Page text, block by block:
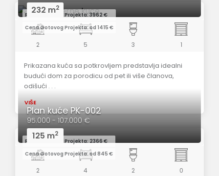
Redovna Cena Projekta: 3962 €
Cena Gotovog Projekta: od 1415 €
232 m2
2 5 3 1
Prikazana kuća sa potkrovljem predstavlja idealni
budući dom za porodicu od pet ili više članova,
odišući . . .
VIŠE
Redovna Cena Projekta: 2366 €
Cena Gotovog Projekta: od 845 €
Plan kuće PK-002
95.000 - 107.000 €
125 m2
2 4 2 0